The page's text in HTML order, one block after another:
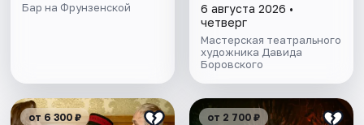
Бар на Фрунзенской
6 августа 2026 •
четверг
Мастерская театрального
художника Давида
Боровского
от 6 300 ₽ от 2 700 ₽